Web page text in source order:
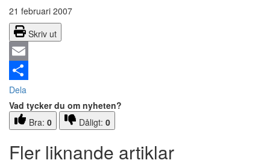
21 februari 2007
Skriv ut
Email
Dela
Vad tycker du om nyheten?
Bra: 0 Dåligt: 0
Fler liknande artiklar